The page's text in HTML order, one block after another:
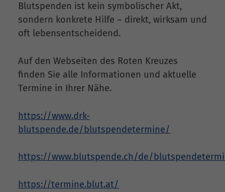
Blutspenden ist kein symbolischer Akt,
sondern konkrete Hilfe – direkt, wirksam und
oft lebensentscheidend.
Auf den Webseiten des Roten Kreuzes
finden Sie alle Informationen und aktuelle
Termine in Ihrer Nähe.
https://www.drk-
blutspende.de/blutspendetermine/
https://www.blutspende.ch/de/
https://termine.blut.at/